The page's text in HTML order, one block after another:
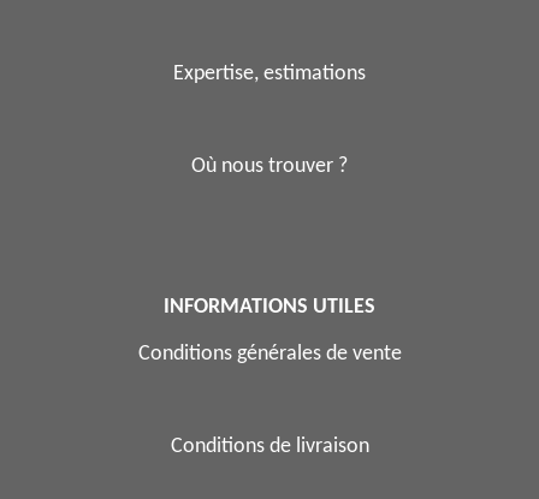
Expertise, estimations
Où nous trouver ?
INFORMATIONS UTILES
Conditions générales de vente
Conditions de livraison